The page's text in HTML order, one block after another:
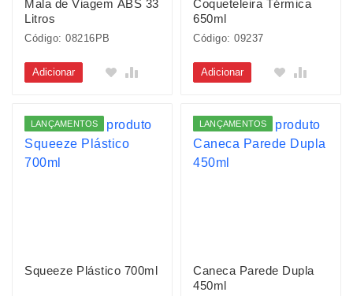
Mala de Viagem ABS 33
Litros
Código: 08216PB
Adicionar
Coqueteleira Térmica
650ml
Código: 09237
Adicionar
LANÇAMENTOS
Squeeze Plástico 700ml
LANÇAMENTOS
Caneca Parede Dupla
450ml